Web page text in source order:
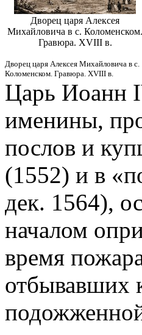
Дворец царя Алексея
Михайловича в с. Коломенском.
Гравюра. XVIII в.
Дворец царя Алексея Михайловича в с.
Коломенском. Гравюра. XVIII в.
Царь Иоанн
именины,
послов и
(1552) и в
дек. 1564),
началом
время
отбывавших